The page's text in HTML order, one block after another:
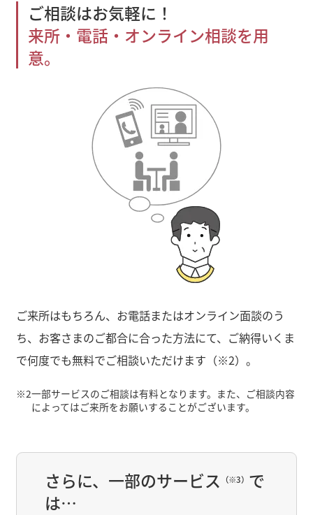
ご相談はお気軽に！
来所・電話・オンライン相談を用
意。
ご来所はもちろん、お電話またはオンライン面談のう
ち、お客さまのご都合に合った方法にて、ご納得いくま
で何度でも無料でご相談いただけます（※2）。
※2一部サービスのご相談は有料となります。また、ご相談内容
によってはご来所をお願いすることがございます。
さらに、一部のサービス （※3） で
は…